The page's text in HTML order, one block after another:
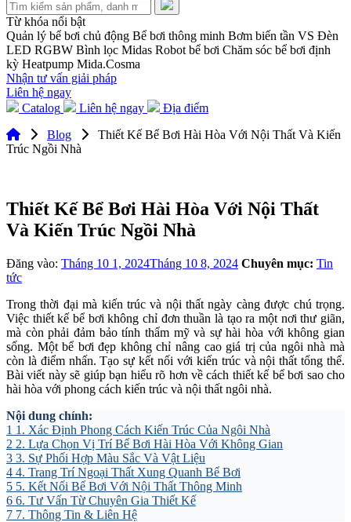
Từ khóa nổi bật
Quản lý bể bơi chủ động Bể bơi thông minh Bơm biến tần VS Đèn
LED RGBW Bình lọc Midas Robot bể bơi Chăm sóc bể bơi định
kỳ Heatpump Mida.Cosma
Nhận tư vấn giải pháp
Liên hệ ngay
Catalog
Liên hệ ngay
Địa điểm
Blog
Thiết Kế Bể Bơi Hài Hòa Với Nội Thất Và Kiến
Trúc Ngồi Nhà
Thiết Kế Bể Bơi Hài Hòa Với Nội Thất
Và Kiến Trúc Ngồi Nhà
Đăng vào: Tháng 10 1, 2024Tháng 10 8, 2024 Chuyên mục: Tin
tức
Trong thời đại mà kiến trúc và nội thất ngày càng được chú trọng.
Việc thiết kế bể bơi không chỉ đơn thuần là tạo ra một nơi thư giãn,
mà còn phải đảm bảo tính thẩm mỹ và sự hài hòa với không gian
sống. Một bể bơi đẹp không chỉ nâng cao giá trị của ngôi nhà mà
còn là điểm nhấn. Tạo sự kết nối với kiến trúc và nội thất tổng thể.
Bài viết này sẽ giúp bạn hiểu rõ hơn về cách thiết kế bể bơi sao cho
hài hòa với phong cách kiến trúc và nội thất ngôi nhà.
Nội dung chính:
1 1. Xác Định Phong Cách Kiến Trúc Của Ngôi Nhà
2 2. Lựa Chọn Vị Trí Bể Bơi Hài Hòa Với Không Gian
3 3. Sự Phối Hợp Màu Sắc Và Vật Liệu
4 4. Trang Trí Ngoại Thất Xung Quanh Bể Bơi
5 5. Kết Nối Bể Bơi Với Nội Thất Thông Minh
6 6. Tư Vấn Từ Chuyên Gia Thiết Kế
7 7. Thông Tin & Liên Hệ